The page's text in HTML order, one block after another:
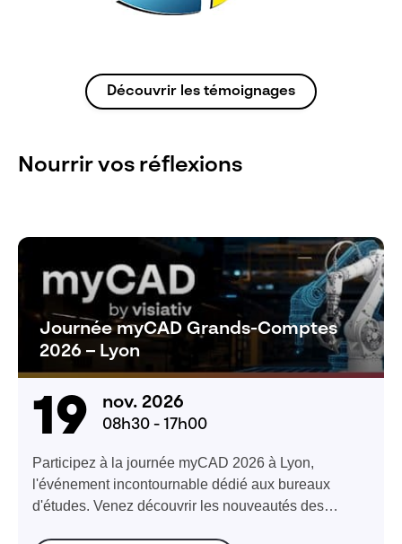
Découvrir les témoignages
Nourrir vos réflexions
Journée myCAD Grands-Comptes
2026 – Lyon
19 nov. 2026
08h30 - 17h00
Participez à la journée myCAD 2026 à Lyon,
l'événement incontournable dédié aux bureaux
d'études. Venez découvrir les nouveautés des